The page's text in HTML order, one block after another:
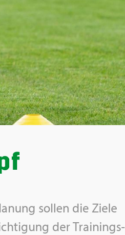
sol­len die Ziele
der Trai­nings­